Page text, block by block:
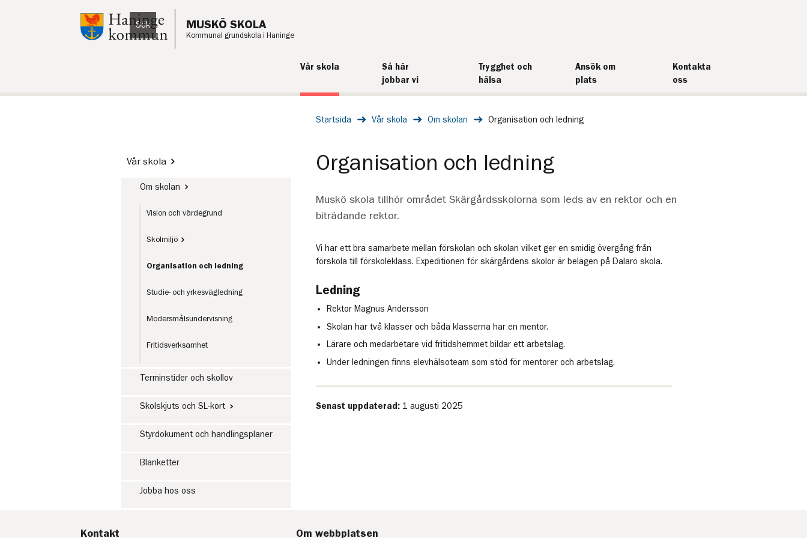
Till innehåll på sidan
MUSKÖ SKOLA
Kommunal grundskola i Haninge
Lyssna Sök
Vår skola
Så här
jobbar vi
Trygghet och
hälsa
Ansök om
plats
Kontakta
oss
Startsida Vår skola Om skolan Organisation och ledning
Vår skola
Om skolan
Vision och värdegrund
Skolmiljö
Organisation och ledning
Studie- och yrkesvägledning
Modersmålsundervisning
Fritidsverksamhet
Terminstider och skollov
Skolskjuts och SL-kort
Styrdokument och handlingsplaner
Blanketter
Jobba hos oss
Organisation och ledning
Muskö skola tillhör området Skärgårdsskolorna som leds av en rektor och en
biträdande rektor.
Vi har ett bra samarbete mellan förskolan och skolan vilket ger en smidig övergång från
förskola till förskoleklass. Expeditionen för skärgårdens skolor är belägen på Dalarö skola.
Ledning
Rektor Magnus Andersson
Skolan har två klasser och båda klasserna har en mentor.
Lärare och medarbetare vid fritidshemmet bildar ett arbetslag.
Under ledningen finns elevhälsoteam som stöd för mentorer och arbetslag.
Senast uppdaterad: 1 augusti 2025
Kontakt Om webbplatsen